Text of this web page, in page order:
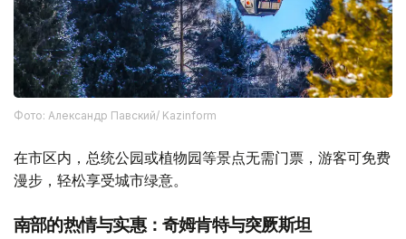
Фото: Александр Павский/ Kazinform
在市区内，总统公园或植物园等景点无需门票，游客可免费
漫步，轻松享受城市绿意。
南部的热情与实惠：奇姆肯特与突厥斯坦